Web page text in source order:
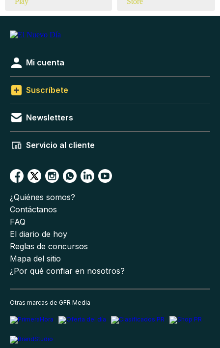
Mi cuenta
Suscríbete
Newsletters
Servicio al cliente
¿Quiénes somos?
Contáctanos
FAQ
El diario de hoy
Reglas de concursos
Mapa del sitio
¿Por qué confiar en nosotros?
Otras marcas de GFR Media